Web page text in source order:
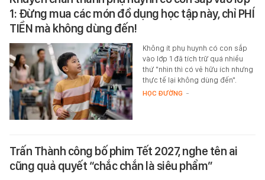
1: Đừng mua các món đồ dụng học tập này, chỉ PHÍ
TIỀN mà không dùng đến!
Không ít phụ huynh có con sắp
vào lớp 1 đã tích trữ quá nhiều
thứ "nhìn thì có vẻ hữu ích nhưng
thực tế lại không dùng đến".
HỌC ĐƯỜNG -
Trấn Thành công bố phim Tết 2027, nghe tên ai
cũng quả quyết “chắc chắn là siêu phẩm”